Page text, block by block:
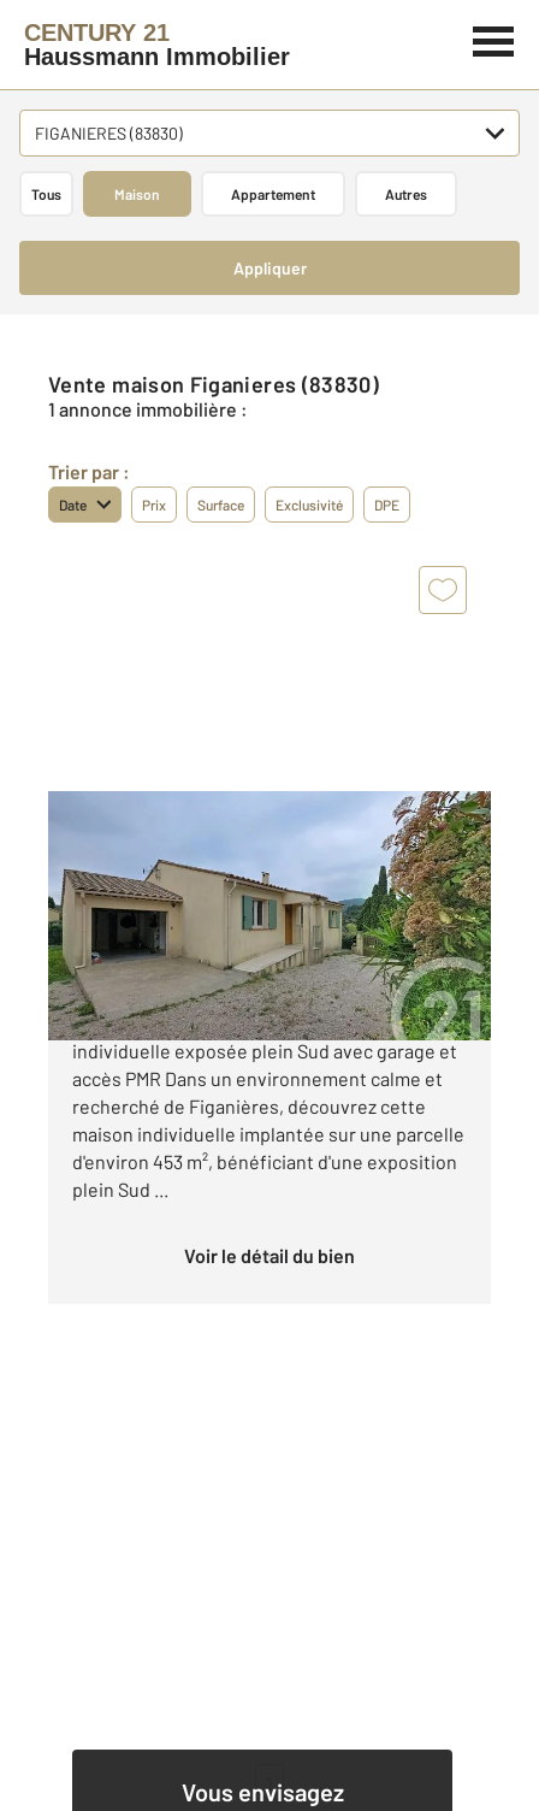
CENTURY 21
Haussmann Immobilier
FIGANIERES (83830)
Tous Maison Appartement Autres
Appliquer
Vente maison Figanieres (83830)
1 annonce immobilière :
Trier par :
Date Prix Surface Exclusivité DPE
Ref : 1429
Maison à vendre
350 000 €
FIGANIÈRES Secteur des Marthes Maison
individuelle exposée plein Sud avec garage et
accès PMR Dans un environnement calme et
recherché de Figanières, découvrez cette
maison individuelle implantée sur une parcelle
d'environ 453 m², bénéficiant d'une exposition
plein Sud ...
Voir le détail du bien
Vous envisagez